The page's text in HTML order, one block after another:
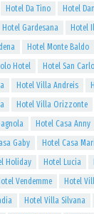
Hotel Da Tino Hotel
Hotel Gardesana
Hotel
Hotel Monte Baldo
Hotel Hotel San Carlo
Hotel Villa Andreis
Hotel Villa Orizzonte
Hotel Casa Anny
Gaby Hotel Casa
Holiday Hotel Lucia
Vendemme
Hotel
Hotel Villa Silvana